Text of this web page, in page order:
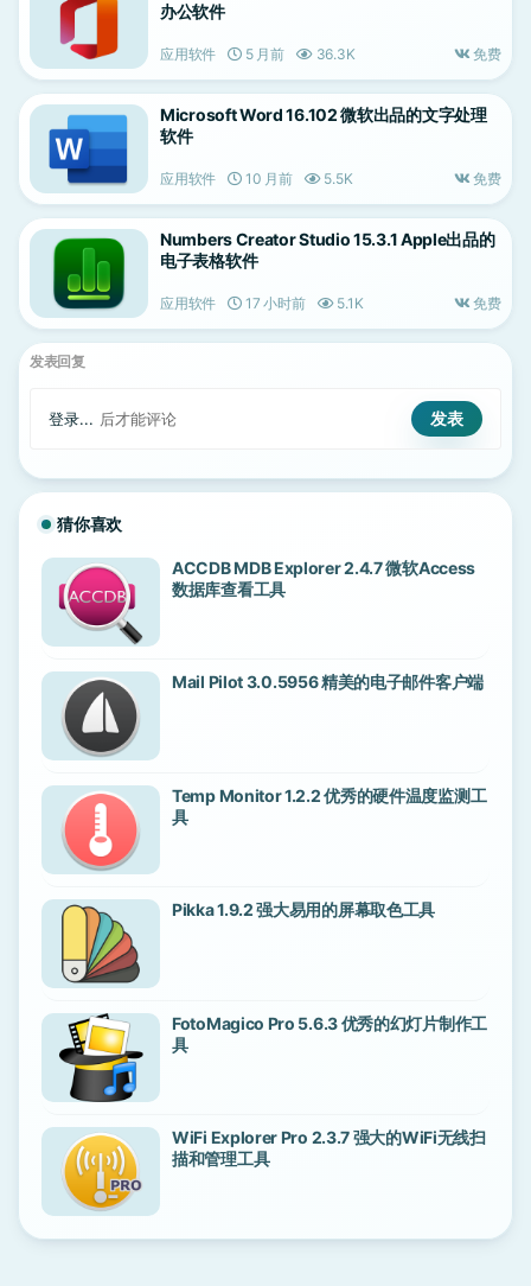
办公软件
应用软件 5 月前 36.3K 免费
Microsoft Word 16.102 微软出品的文字处理
软件
应用软件 10 月前 5.5K 免费
Numbers Creator Studio 15.3.1 Apple出品的
电子表格软件
应用软件 17 小时前 5.1K 免费
发表回复
登录... 后才能评论
猜你喜欢
ACCDB MDB Explorer 2.4.7 微软Access
数据库查看工具
Mail Pilot 3.0.5956 精美的电子邮件客户端
Temp Monitor 1.2.2 优秀的硬件温度监测工
具
Pikka 1.9.2 强大易用的屏幕取色工具
FotoMagico Pro 5.6.3 优秀的幻灯片制作工
具
WiFi Explorer Pro 2.3.7 强大的WiFi无线扫
描和管理工具